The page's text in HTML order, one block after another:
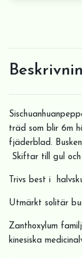
träd som blir 6m
fjäderblad.
Skiftar till gul
Trivs best i
Utmärkt solitär
Zanthoxylum
kinesiska